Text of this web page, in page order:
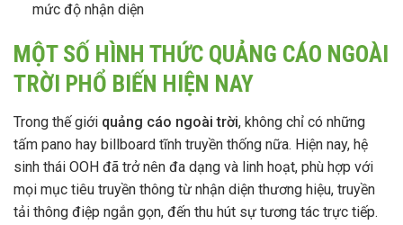
mức độ nhận diện
MỘT SỐ HÌNH THỨC QUẢNG CÁO NGOÀI
TRỜI PHỔ BIẾN HIỆN NAY
Trong thế giới quảng cáo ngoài trời, không chỉ có những
tấm pano hay billboard tĩnh truyền thống nữa. Hiện nay, hệ
sinh thái OOH đã trở nên đa dạng và linh hoạt, phù hợp với
mọi mục tiêu truyền thông từ nhận diện thương hiệu, truyền
tải thông điệp ngắn gọn, đến thu hút sự tương tác trực tiếp.